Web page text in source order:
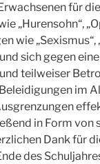
für
„Hurensohn“,
wie „Sexismus“,
sich gegen
teilweiser
im
in Form von
Dank für
des